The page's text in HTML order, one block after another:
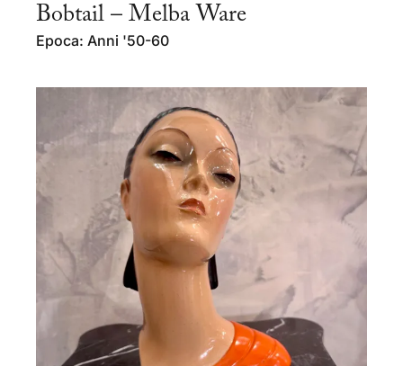
Bobtail – Melba Ware
Epoca: Anni '50-60